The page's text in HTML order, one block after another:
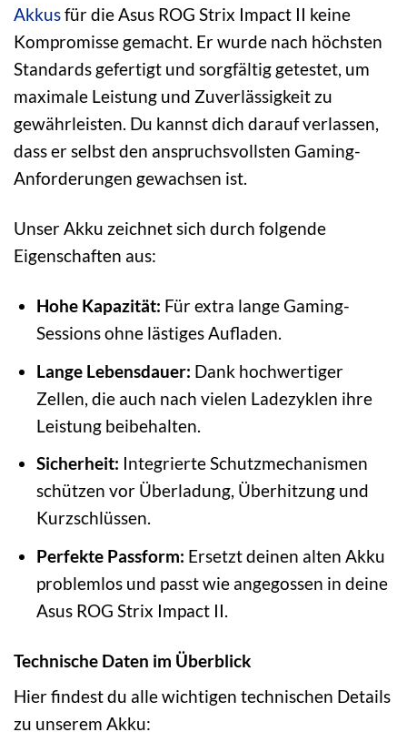
Akkusfür die Asus ROG Strix Impact II keine
Kompromisse gemacht. Er wurde nach höchsten
Standards gefertigt und sorgfältig getestet, um
maximale Leistung und Zuverlässigkeit zu
gewährleisten. Du kannst dich darauf verlassen,
dass er selbst den anspruchsvollsten Gaming-
Anforderungen gewachsen ist.
Unser Akku zeichnet sich durch folgende
Eigenschaften aus:
Hohe Kapazität: Für extra lange Gaming-
Sessions ohne lästiges Aufladen.
Lange Lebensdauer: Dank hochwertiger
Zellen, die auch nach vielen Ladezyklen ihre
Leistung beibehalten.
Sicherheit: Integrierte Schutzmechanismen
schützen vor Überladung, Überhitzung und
Kurzschlüssen.
Perfekte Passform: Ersetzt deinen alten Akku
problemlos und passt wie angegossen in deine
Asus ROG Strix Impact II.
Technische Daten im Überblick
Hier findest du alle wichtigen technischen Details
zu unserem Akku: